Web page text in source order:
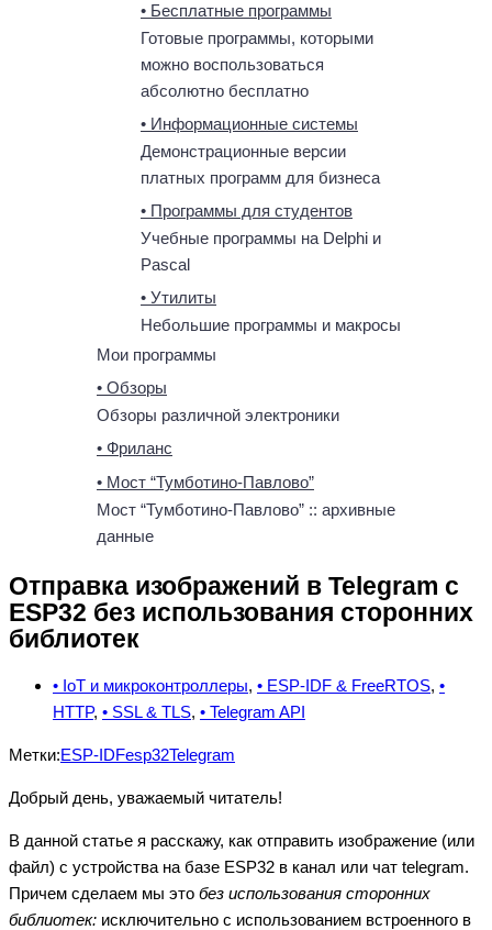
• Бесплатные программы
Готовые программы, которыми
можно воспользоваться
абсолютно бесплатно
• Информационные системы
Демонстрационные версии
платных программ для бизнеса
• Программы для студентов
Учебные программы на Delphi и
Pascal
• Утилиты
Небольшие программы и макросы
Мои программы
• Обзоры
Обзоры различной электроники
• Фриланс
• Мост “Тумботино-Павлово”
Мост “Тумботино-Павлово” :: архивные
данные
Отправка изображений в Telegram с
ESP32 без использования сторонних
библиотек
• IoT и микроконтроллеры, • ESP-IDF & FreeRTOS, •
HTTP, • SSL & TLS, • Telegram API
Метки:ESP-IDFesp32Telegram
Добрый день, уважаемый читатель!
В данной статье я расскажу, как отправить изображение (или
файл) с устройства на базе ESP32 в канал или чат telegram.
Причем сделаем мы это без использования сторонних
библиотек: исключительно с использованием встроенного в